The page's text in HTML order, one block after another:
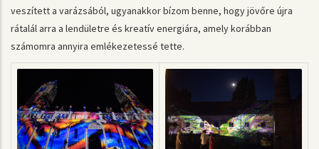
veszített a varázsából, ugyanakkor bízom benne, hogy jövőre újra
rátalál arra a lendületre és kreatív energiára, amely korábban
számomra annyira emlékezetessé tette.